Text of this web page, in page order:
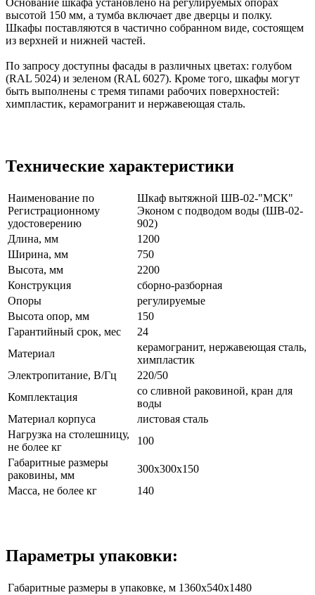
высотой 150 мм, а тумба включает две дверцы и полку.
Шкафы поставляются в частично собранном виде, состоящем
из верхней и нижней частей.
По запросу доступны фасады в различных цветах: голубом
(RAL 5024) и зеленом (RAL 6027). Кроме того, шкафы могут
быть выполнены с тремя типами рабочих поверхностей:
химпластик, керамогранит и нержавеющая сталь.
Технические характеристики
Наименование по
Регистрационному
удостоверению
Шкаф вытяжной ШВ-02-"МСК"
Эконом с подводом воды (ШВ-02-
902)
Длина, мм
1200
Ширина, мм
750
Высота, мм
2200
Конструкция
сборно-разборная
Опоры
регулируемые
Высота опор, мм
150
Гарантийный срок, мес
24
Материал
керамогранит, нержавеющая сталь,
химпластик
Электропитание, В/Гц
220/50
Комплектация
со сливной раковиной, кран для
воды
Материал корпуса
листовая сталь
Нагрузка на столешницу,
не более кг
100
Габаритные размеры
раковины, мм
300х300х150
Масса, не более кг
140
Параметры упаковки:
Габаритные размеры в упаковке, м 1360х540х1480